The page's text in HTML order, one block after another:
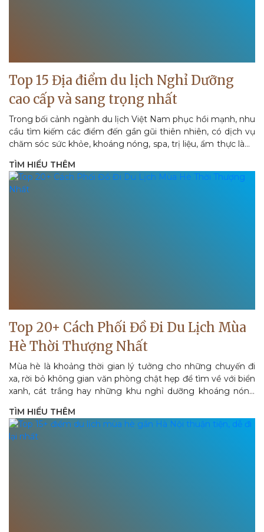
Top 15 Địa điểm du lịch Nghỉ Dưỡng
cao cấp và sang trọng nhất
Trong bối cảnh ngành du lịch Việt Nam phục hồi mạnh, nhu
cầu tìm kiếm các điểm đến gần gũi thiên nhiên, có dịch vụ
chăm sóc sức khỏe, khoáng nóng, spa, trị liệu, ẩm thực lành
TÌM HIỂU THÊM
Top 20+ Cách Phối Đồ Đi Du Lịch Mùa
Hè Thời Thượng Nhất
Mùa hè là khoảng thời gian lý tưởng cho những chuyến đi
xa, rời bỏ không gian văn phòng chật hẹp để tìm về với biển
xanh, cát trắng hay những khu nghỉ dưỡng khoáng nóng
TÌM HIỂU THÊM